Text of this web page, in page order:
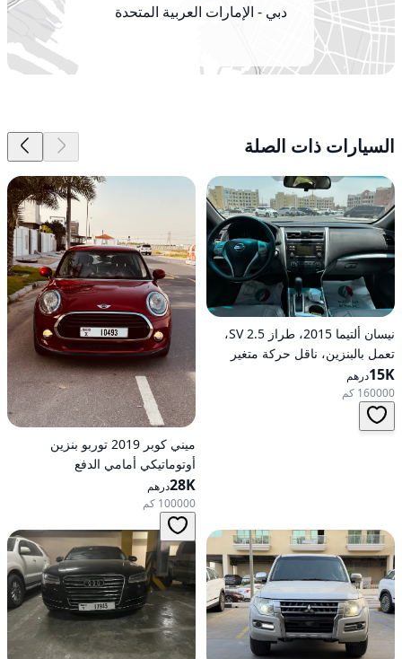
دبي - الإمارات العربية المتحدة
السيارات ذات الصلة
نيسان ألتيما 2015، طراز 2.5 SV،
تعمل بالبنزين، ناقل حركة متغير
مستمر (CVT)، دفع أمامي
15Kدرهم
160000 كم
ميني كوبر 2019 توربو بنزين
أوتوماتيكي أمامي الدفع
28Kدرهم
100000 كم